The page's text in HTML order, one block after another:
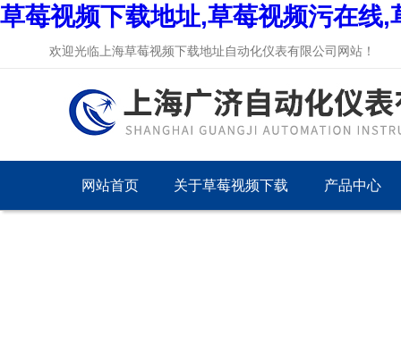
草莓视频下载地址,草莓视频污在线
欢迎光临上海草莓视频下载地址自动化仪表有限公司网站！
网站首页 关于草莓视频下载 产品中心